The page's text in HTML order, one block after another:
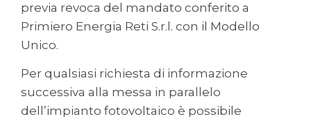
previa revoca del mandato conferito a
Primiero Energia Reti S.r.l. con il Modello
Unico.
Per qualsiasi richiesta di informazione
successiva alla messa in parallelo
dell’impianto fotovoltaico è possibile